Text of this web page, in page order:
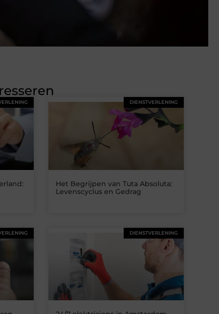
DIENSTVERLENING
Het Begrijpen van Tuta Absoluta:
Levenscyclus en Gedrag
DIENSTVERLENING